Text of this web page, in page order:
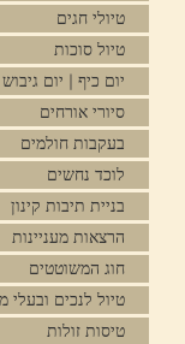
טיולי חגים
טיול סוכות
יום כיף | יום גיבוש
סיורי אורחים
בעקבות חולמים
לוכד נחשים
בניית תיבות קינון
הרצאות מעניינות
חוג המשוטטים
טיול לנכים ובעלי
טיסות זולות